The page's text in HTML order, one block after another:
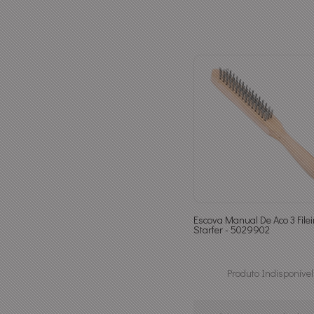
Escova Manual De Aco 3
Starfer - 5029902
Produto Indisponível